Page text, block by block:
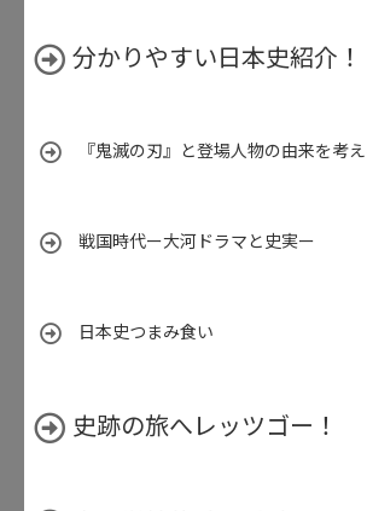
分かりやすい日本史紹介！
『鬼滅の刃』と登場人物の由来を考え
戦国時代ー大河ドラマと史実ー
日本史つまみ食い
史跡の旅へレッツゴー！